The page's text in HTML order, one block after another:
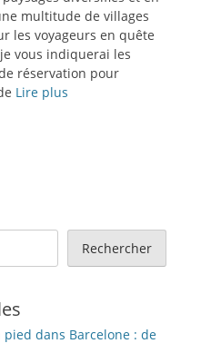
multitude de villages
les voyageurs en quête
vous indiquerai les
réservation pour
Lire plus
Rechercher
dans Barcelone : de